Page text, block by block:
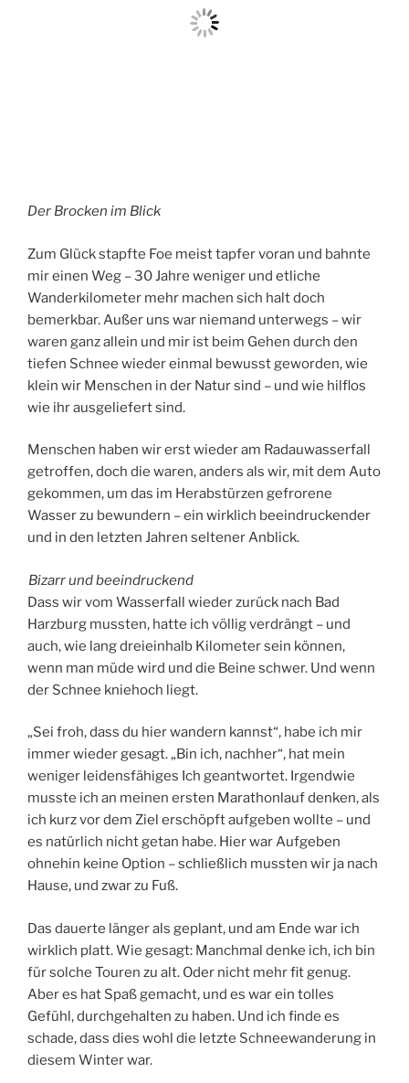
Der Brocken im Blick
Zum Glück stapfte Foe meist tapfer voran und bahnte
mir einen Weg – 30 Jahre weniger und etliche
Wanderkilometer mehr machen sich halt doch
bemerkbar. Außer uns war niemand unterwegs – wir
waren ganz allein und mir ist beim Gehen durch den
tiefen Schnee wieder einmal bewusst geworden, wie
klein wir Menschen in der Natur sind – und wie hilflos
wie ihr ausgeliefert sind.
Menschen haben wir erst wieder am Radauwasserfall
getroffen, doch die waren, anders als wir, mit dem Auto
gekommen, um das im Herabstürzen gefrorene
Wasser zu bewundern – ein wirklich beeindruckender
und in den letzten Jahren seltener Anblick.
Bizarr und beeindruckend
Dass wir vom Wasserfall wieder zurück nach Bad
Harzburg mussten, hatte ich völlig verdrängt – und
auch, wie lang dreieinhalb Kilometer sein können,
wenn man müde wird und die Beine schwer. Und wenn
der Schnee kniehoch liegt.
„Sei froh, dass du hier wandern kannst“, habe ich mir
immer wieder gesagt. „Bin ich, nachher“, hat mein
weniger leidensfähiges Ich geantwortet. Irgendwie
musste ich an meinen ersten Marathonlauf denken, als
ich kurz vor dem Ziel erschöpft aufgeben wollte – und
es natürlich nicht getan habe. Hier war Aufgeben
ohnehin keine Option – schließlich mussten wir ja nach
Hause, und zwar zu Fuß.
Das dauerte länger als geplant, und am Ende war ich
wirklich platt. Wie gesagt: Manchmal denke ich, ich bin
für solche Touren zu alt. Oder nicht mehr fit genug.
Aber es hat Spaß gemacht, und es war ein tolles
Gefühl, durchgehalten zu haben. Und ich finde es
schade, dass dies wohl die letzte Schneewanderung in
diesem Winter war.